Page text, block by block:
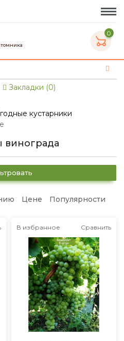
0
Закладки (0)
кустарники
Цене Популярности
В избранное Сравнить